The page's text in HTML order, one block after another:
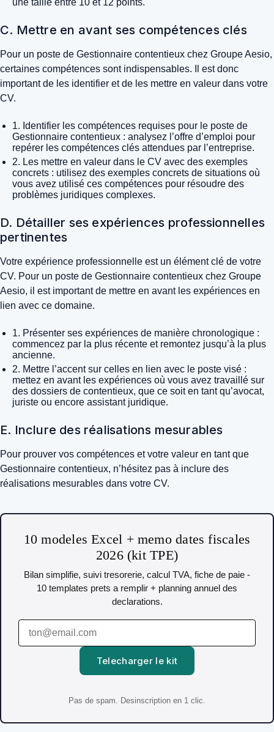
une taille entre 10 et 12 points.
C. Mettre en avant ses compétences clés
Pour un poste de Gestionnaire contentieux chez Groupe Aesio,
certaines compétences sont indispensables. Il est donc
important de les identifier et de les mettre en valeur dans votre
CV.
1. Identifier les compétences requises pour le poste de
Gestionnaire contentieux : analysez l’offre d’emploi pour
repérer les compétences clés attendues par l’entreprise.
2. Les mettre en valeur dans le CV avec des exemples
concrets : utilisez des exemples concrets de situations où
vous avez utilisé ces compétences pour résoudre des
problèmes juridiques complexes.
D. Détailler ses expériences professionnelles
pertinentes
Votre expérience professionnelle est un élément clé de votre
CV. Pour un poste de Gestionnaire contentieux chez Groupe
Aesio, il est important de mettre en avant les expériences en
lien avec ce domaine.
1. Présenter ses expériences de manière chronologique :
commencez par la plus récente et remontez jusqu’à la plus
ancienne.
2. Mettre l’accent sur celles en lien avec le poste visé :
mettez en avant les expériences où vous avez travaillé sur
des dossiers de contentieux, que ce soit en tant qu’avocat,
juriste ou encore assistant juridique.
E. Inclure des réalisations mesurables
Pour prouver vos compétences et votre valeur en tant que
Gestionnaire contentieux, n’hésitez pas à inclure des
réalisations mesurables dans votre CV.
10 modeles Excel + memo dates fiscales
2026 (kit TPE)
Bilan simplifie, suivi tresorerie, calcul TVA, fiche de paie -
10 templates prets a remplir + planning annuel des
declarations.
Telecharger le kit
Pas de spam. Desinscription en 1 clic.